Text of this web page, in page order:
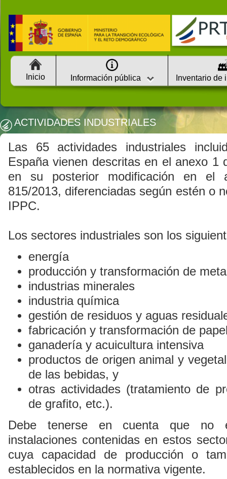
Inicio Información pública Inventario de
ACTIVIDADES INDUSTRIALES
Las 65 actividades industriales
España vienen descritas en el anexo 1
en su posterior modificación en el
815/2013, diferenciadas según estén o
IPPC.
Los sectores industriales son los
energía
producción y transformación de
industrias minerales
industria química
gestión de residuos y aguas
fabricación y transformación de
ganadería y acuicultura intensiva
productos de origen animal y
de las bebidas, y
otras actividades (tratamiento de
de grafito, etc.).
Debe tenerse en cuenta que no
instalaciones contenidas en estos
cuya capacidad de producción o
establecidos en la normativa vigente.